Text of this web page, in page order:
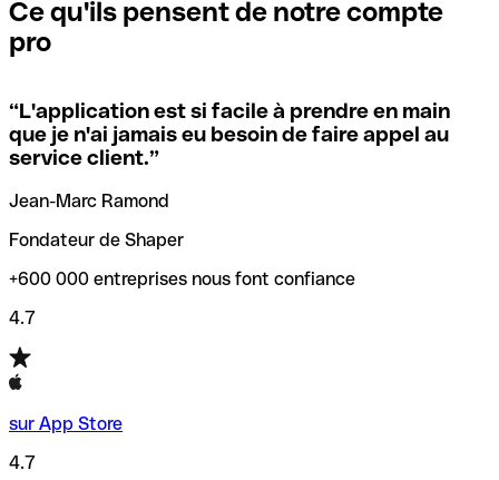
signifie que vous avez le code de l'une des succursales
locales.
Si vous n'êtes pas sûr du code SWIFT que vous devriez
utiliser, nous avons développé un outil de recherche de
codes SWIFT par nom de banque.
vérification/recherche de codes SWIFT. Ainsi, vous pouvez
trouver et vérifier vos codes SWIFT avant de réaliser vos
transferts d’argent.
Ce qu'ils pensent de notre compte
pro
“L'application est si facile à prendre en main
que je n'ai jamais eu besoin de faire appel au
service client.”
Jean-Marc Ramond
Fondateur de Shaper
+600 000 entreprises nous font confiance
4.7
sur App Store
4.7